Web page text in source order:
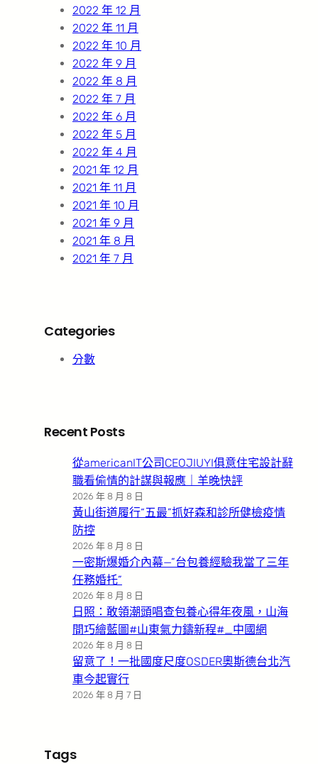
2022 年 12 月
2022 年 11 月
2022 年 10 月
2022 年 9 月
2022 年 8 月
2022 年 7 月
2022 年 6 月
2022 年 5 月
2022 年 4 月
2021 年 12 月
2021 年 11 月
2021 年 10 月
2021 年 9 月
2021 年 8 月
2021 年 7 月
Categories
分數
Recent Posts
從americanIT公司CEOJIUYI俱意住宅設計辭
職看偷情的計謀與報應｜羊晚快評
2026 年 8 月 8 日
黃山街道履行“五最”抓好森和診所健檢疫情
防控
2026 年 8 月 8 日
一密斯爆婚介內幕—”台包養經驗我當了三年
任務婚托”
2026 年 8 月 8 日
日照：敢領潮頭唱查包養心得年夜風，山海
間巧繪藍圖#山東氣力鑄新程#_中國網
2026 年 8 月 8 日
留意了！一批國度尺度OSDER奧斯德台北汽
車今起實行
2026 年 8 月 7 日
Tags